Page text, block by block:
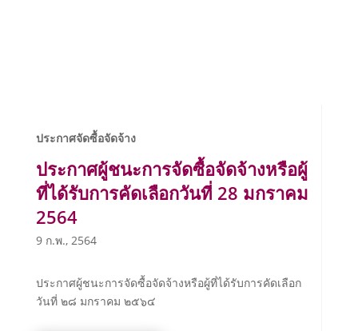
ประกาศจัดซื้อจัดจ้าง
ประกาศผู้ชนะการจัดซื้อจัดจ้างหรือผู้
ที่ได้รับการคัดเลือกวันที่ 28 มกราคม
2564
9 ก.พ., 2564
ประกาศผู้ชนะการจัดซื้อจัดจ้างหรือผู้ที่ได้รับการคัดเลือก
วันที่ ๒๘ มกราคม ๒๕๖๔